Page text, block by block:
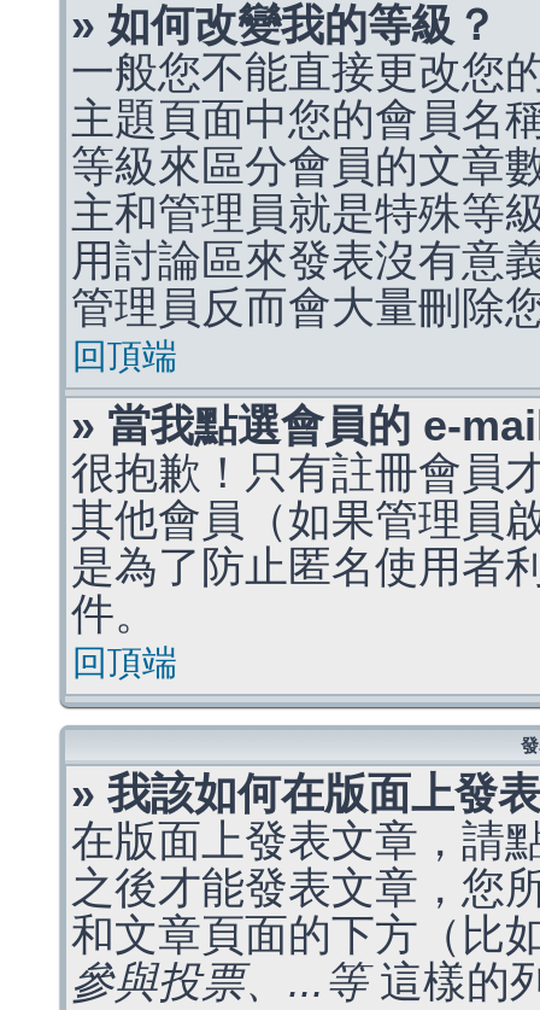
» 如何改變我的等級？
一般您不能直接更改您
主題頁面中您的會員名
等級來區分會員的文章
主和管理員就是特殊等
用討論區來發表沒有意
管理員反而會大量刪除
回頂端
» 當我點選會員的 e-
很抱歉！只有註冊會員
其他會員（如果管理員
是為了防止匿名使用者
件。
回頂端
» 我該如何在版面上發
在版面上發表文章，請
之後才能發表文章，您
和文章頁面的下方（比
參與投票、...等這樣的